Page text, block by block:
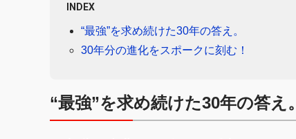
INDEX
“最強”を求め続けた30年の答え。
30年分の進化をスポークに刻む！
“最強”を求め続けた30年の答え。